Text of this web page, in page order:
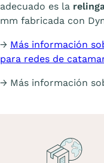
adecuado es la
mm fabricada con
→ Más información
para redes de
→ Más información